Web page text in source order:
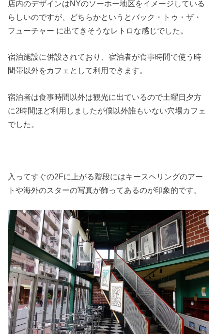
店内のデザインはNYのソーホー地区をイメージしている
らしいのですが、どちらかというとバック・トゥ・ザ・
フューチャー に出てきそうなレトロな感じでした。
宿泊施設に併設されており、宿泊者が食事時間で使う時
間帯以外をカフェとして利用できます。
宿泊者は食事時間以外は観光に出ているので土曜日夕方
に2時間ほど利用しましたが僕以外誰もいない穴場カフェ
でした。
入ってすぐの2Fに上がる階段にはキースヘリングのアー
トや海外のスターの写真が飾ってあるのが印象的です。